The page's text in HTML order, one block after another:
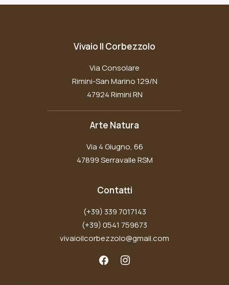
Vivaio Il Corbezzolo
Via Consolare
Rimini-San Marino 129/N
47924 Rimini RN
Arte Natura
Via 4 Giugno, 66
47899 Serravalle RSM
Contatti
(+39) 339 7017143
(+39) 0541 759673
vivaioilcorbezzolo@gmail.com